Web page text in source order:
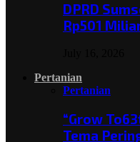
DPRD
Rp501
Pertanian
Pertanian
“Grow
Tema